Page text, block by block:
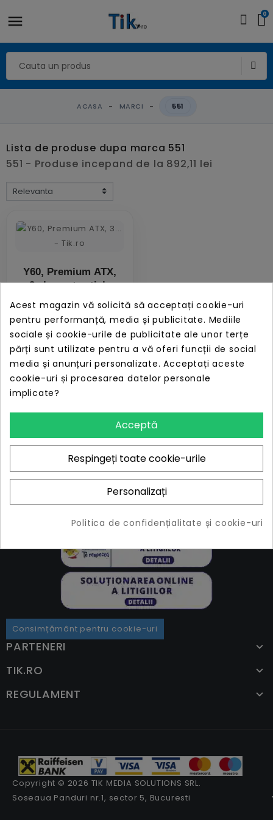
0
ACASA MARCI 551
Filtre
Lista de produse dupa marca 551
551 - Produse incepand de la 892,11 lei
Y60, Premium ATX,
3 elemente sticla
chamber, riser PCIe
inclus, Alb total
Resigilat
PRET
ÎN STOC
1.079,46 lei
Consimțământ pentru cookie-uri
PARTENERI
TIK.RO
REGULAMENT
Copyright © 2026 TIK MEDIA SOLUTIONS SRL.
Soseaua Panduri nr.1, sector 5, Bucuresti
Acest magazin vă solicită să acceptați cookie-uri
pentru performanță, media și publicitate. Mediile
sociale și cookie-urile de publicitate ale unor terțe
părți sunt utilizate pentru a vă oferi funcții de social
media și anunțuri personalizate. Acceptați aceste
cookie-uri și procesarea datelor personale
implicate?
Acceptă
Respingeți toate cookie-urile
Personalizați
Politica de confidențialitate și cookie-uri